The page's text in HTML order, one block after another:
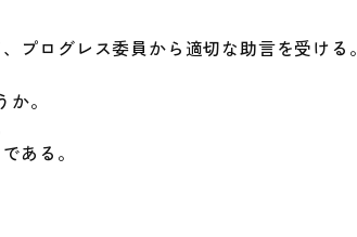
プログレス委員から適切な助言を受ける。
。
ある。